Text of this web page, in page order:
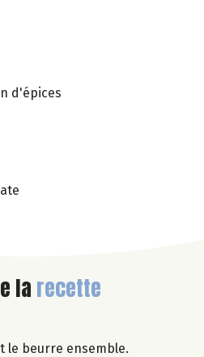
d'épices
larecette
le beurre ensemble.